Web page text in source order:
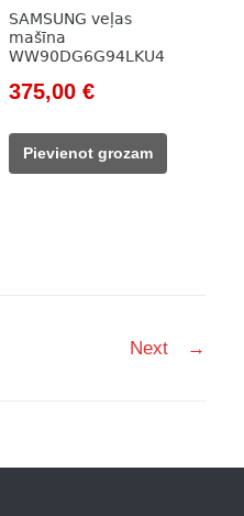
SAMSUNG veļas
mašīna
WW90DG6G94LKU4
Original
was:
614,00 €.
375,00 €Current
375,00 €.
Pievienot grozam
Next →